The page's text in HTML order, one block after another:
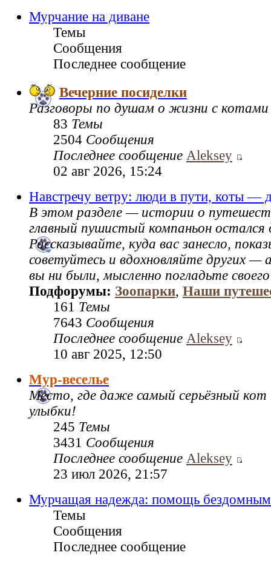
Мурчание на диване
Темы
Сообщения
Последнее сообщение
Вечерние посиделки
Разговоры по душам о жизни с котами
83 Темы
2504 Сообщения
Последнее сообщение Aleksey
02 авг 2026, 15:24
Навстречу ветру: люди в пути, коты —
В этом разделе — истории о
главный пушистый компаньон остался
Рассказывайте, куда вас занесло,
советуйтесь и вдохновляйте других —
вы ни были, мысленно погладьте
Подфорумы: Зоопарки, Наши
161 Темы
7643 Сообщения
Последнее сообщение Aleksey
10 авг 2025, 12:50
Мур-веселье
Место, где даже самый серьёзный
улыбки!
245 Темы
3431 Сообщения
Последнее сообщение Aleksey
23 июл 2026, 21:57
Мурчащая надежда: помощь
Темы
Сообщения
Последнее сообщение